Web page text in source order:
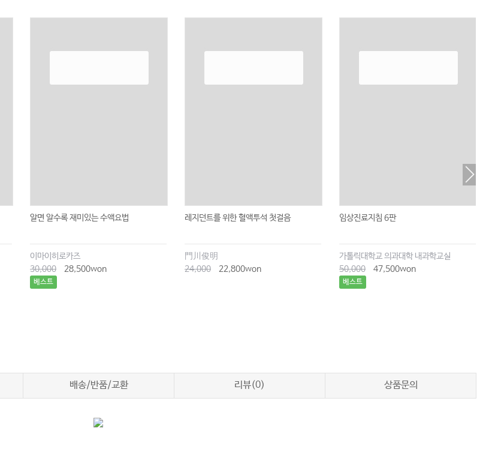
알면 알수록 재미있는 수액요법
이마이히로카즈
30,000
28,500won
베스트
레지던트를 위한 혈액투석 첫걸음
門川俊明
24,000
22,800won
임상진료지침 6판
가톨릭대학교 의과대학 내과학교실
50,000
47,500won
베스트
배송/반품/교환 리뷰(0) 상품문의